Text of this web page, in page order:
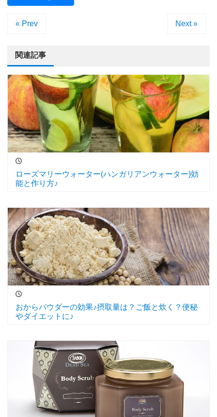
« Prev Next »
関連記事
ローズマリーウォーター(ハンガリアンウォーター)効
能と作り方♪
おからパウダーの効果♪摂取量は？ご飯と炊く？便秘
やダイエットに♪